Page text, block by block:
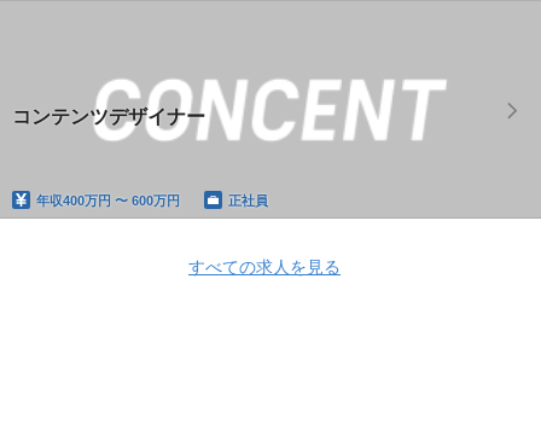
コンテンツデザイナー
年収400万円 〜 600万円 正社員
すべての求人を見る